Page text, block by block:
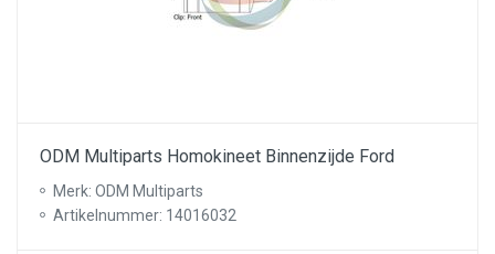
ODM Multiparts Homokineet Binnenzijde Ford
Merk: ODM Multiparts
Artikelnummer: 14016032